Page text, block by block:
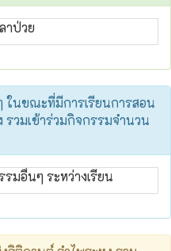
าป่วย
ในขณะที่มีการเรียนการสอน
วมเข้าร่วมกิจกรรมจำนวน
รมอื่นๆ ระหว่างเรียน